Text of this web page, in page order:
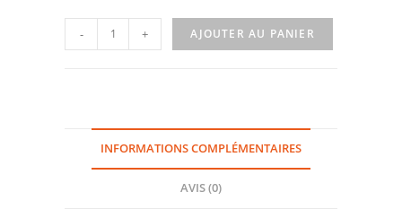
quantité
de
- + AJOUTER AU PANIER
INFORMATIONS COMPLÉMENTAIRES
AVIS (0)